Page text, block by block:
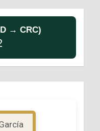
→ CRC)